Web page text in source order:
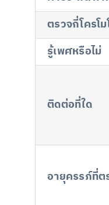
ตรวจกี่โครโม
รู้เพศหรือไม่
ติดต่อที่ใด
อายุครรภ์ที่ต